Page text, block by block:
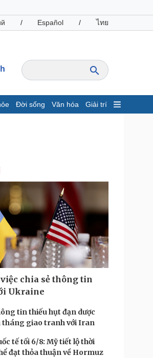
/ Español / ไทย
Đời sống Văn hóa Giải trí
Giá cà phê
Công nghệ
Sành điệu
Tin Công nghệ
Trải nghiệm
Chuyển đổi số
Podcast
Đọc truyện đêm khuya
Cửa sổ tình yêu
Hạt giống tâm hồn
chia sẻ thông tin
Ukraine
tin thiếu hụt đạn dược
tháng giao tranh với Iran
tế tối 6/8: Mỹ tiết lộ thời
đạt thỏa thuận về Hormuz